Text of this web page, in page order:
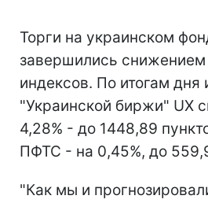
Торги на украинском
завершились
индексов. По итогам дня
"Украинской биржи" UX
4,28% - до 1448,89
ПФТС - на 0,45%, до
"Как мы и